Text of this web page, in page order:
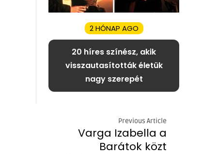
2 HÓNAP AGO
20 híres színész, akik
visszautasították életük
nagy szerepét
Previous Article
Varga Izabella a
Barátok közt